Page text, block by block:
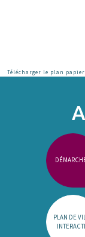
Télécharger le plan papier
PLAN DE